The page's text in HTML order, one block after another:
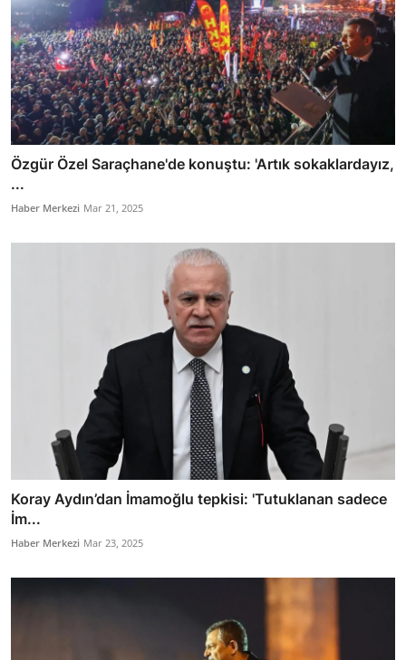
Özgür Özel Saraçhane'de konuştu: 'Artık sokaklardayız,
...
Haber Merkezi Mar 21, 2025
Koray Aydın’dan İmamoğlu tepkisi: 'Tutuklanan sadece
İm...
Haber Merkezi Mar 23, 2025